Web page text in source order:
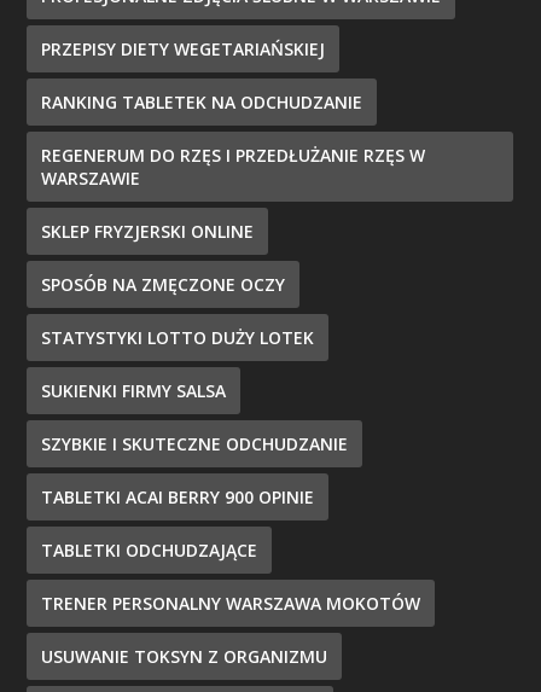
PRZEPISY DIETY WEGETARIAŃSKIEJ
RANKING TABLETEK NA ODCHUDZANIE
REGENERUM DO RZĘS I PRZEDŁUŻANIE RZĘS W
WARSZAWIE
SKLEP FRYZJERSKI ONLINE
SPOSÓB NA ZMĘCZONE OCZY
STATYSTYKI LOTTO DUŻY LOTEK
SUKIENKI FIRMY SALSA
SZYBKIE I SKUTECZNE ODCHUDZANIE
TABLETKI ACAI BERRY 900 OPINIE
TABLETKI ODCHUDZAJĄCE
TRENER PERSONALNY WARSZAWA MOKOTÓW
USUWANIE TOKSYN Z ORGANIZMU